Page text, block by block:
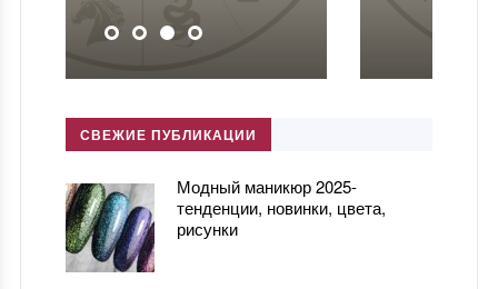
СВЕЖИЕ ПУБЛИКАЦИИ
Модный маникюр 2025-
тенденции, новинки, цвета,
рисунки